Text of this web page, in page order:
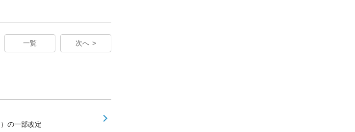
一覧 次へ
の一部改定